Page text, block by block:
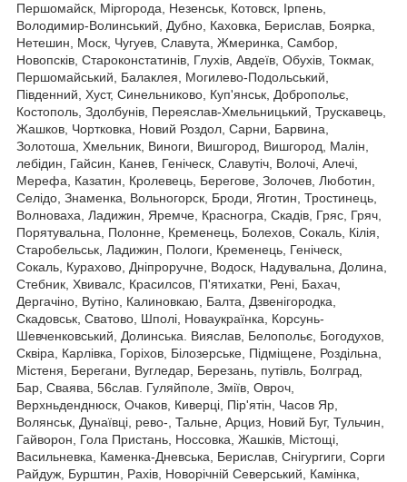
Першомайск, Міргорода, Незенськ, Котовск, Ірпень,
Володимир-Волинський, Дубно, Каховка, Берислав, Боярка,
Нетешин, Моск, Чугуев, Славута, Жмеринка, Самбор,
Новопсків, Староконстатинів, Глухів, Авдеїв, Обухів, Токмак,
Першомайський, Балаклея, Могилево-Подольський,
Південний, Хуст, Синельниково, Куп'янськ, Добропольє,
Костополь, Здолбунів, Переяслав-Хмельницький, Трускавець,
Жашков, Чортковка, Новий Роздол, Сарни, Барвина,
Золотоша, Хмельник, Виноги, Вишгород, Вишгород, Малін,
лебідин, Гайсин, Канев, Геніческ, Славутіч, Волочі, Алечі,
Мерефа, Казатин, Кролевець, Берегове, Золочев, Люботин,
Селідо, Знаменка, Вольногорск, Броди, Яготин, Тростинець,
Волноваха, Ладижин, Яремче, Красногра, Скадів, Гряс, Гряч,
Порятувальна, Полонне, Кременець, Болехов, Сокаль, Кілія,
Старобельськ, Ладижин, Пологи, Кременець, Геніческ,
Сокаль, Курахово, Дніпроручне, Водоск, Надувальна, Долина,
Стебник, Хвивалс, Красилсов, П'ятихатки, Рені, Бахач,
Дергачіно, Вутіно, Калиновкаю, Балта, Дзвенігородка,
Скадовськ, Сватово, Шполі, Новаукраїнка, Корсунь-
Шевченковський, Долинська. Вияслав, Белопольє, Богодухов,
Сквіра, Карлівка, Горіхов, Білозерське, Підміщене, Роздільна,
Містеня, Берегани, Вугледар, Березань, путівль, Болград,
Бар, Сваява, 56слав. Гуляйполе, Зміїв, Овроч,
Верхньденднюск, Очаков, Киверці, Пір'ятін, Часов Яр,
Волянськ, Дунаївці, рево-, Тальне, Арциз, Новий Буг, Тульчин,
Гайворон, Гола Пристань, Носсовка, Жашків, Містощі,
Васильневка, Каменка-Дневська, Берислав, Снігургиги, Сорги
Райдуж, Бурштин, Рахів, Новорічній Северський, Камінка,